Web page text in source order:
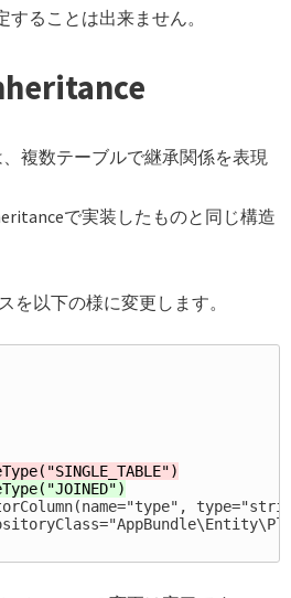
することは出来ません。
、複数テーブルで継承関係を表現
で実装したものと同じ構造
を以下の様に変更します。